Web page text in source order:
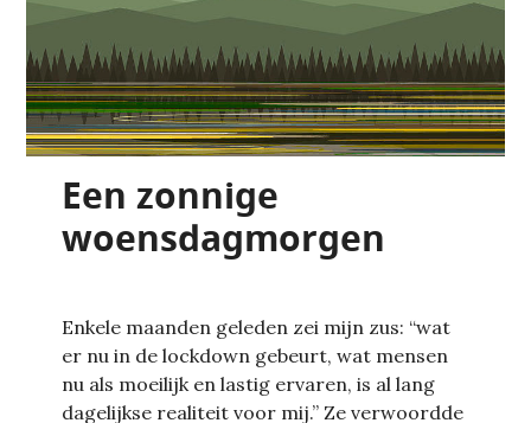
Een zonnige
woensdagmorgen
Enkele maanden geleden zei mijn zus: “wat
er nu in de lockdown gebeurt, wat mensen
nu als moeilijk en lastig ervaren, is al lang
dagelijkse realiteit voor mij.” Ze verwoordde